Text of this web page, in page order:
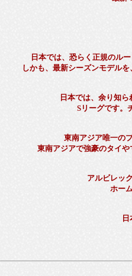
日本では、恐らく正規のル
しかも、最新シーズンモデル
日本では、余り知
Sリーグです。
東南アジア唯一の
東南アジアで強豪のタイ
アルビレッ
ホー